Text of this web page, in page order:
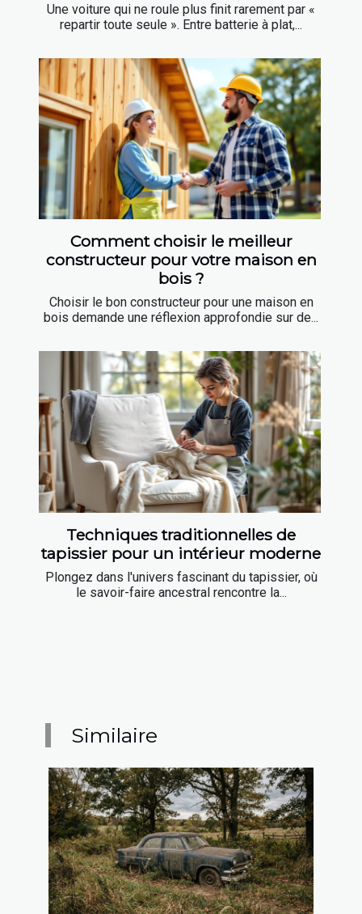
Une voiture qui ne roule plus finit rarement par «
repartir toute seule ». Entre batterie à plat,...
Comment choisir le meilleur
constructeur pour votre maison en
bois ?
Choisir le bon constructeur pour une maison en
bois demande une réflexion approfondie sur de...
Techniques traditionnelles de
tapissier pour un intérieur moderne
Plongez dans l'univers fascinant du tapissier, où
le savoir-faire ancestral rencontre la...
Similaire